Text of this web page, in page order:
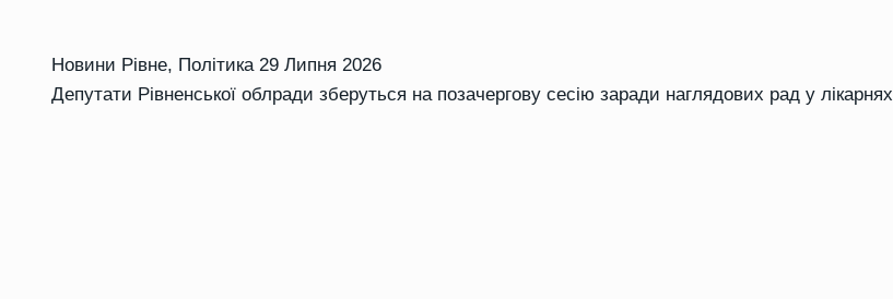
Новини Рівне, Політика 29 Липня 2026
Депутати Рівненської облради зберуться на позачергову сесію заради наглядових рад у лікарнях